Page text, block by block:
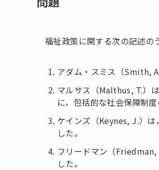
福祉政策に関する次の記述の
アダム・スミス（Smith,
マルサス（Malthus, T.）
に，包括的な社会保障制度
ケインズ（Keynes, J.）
した。
フリードマン（
した。